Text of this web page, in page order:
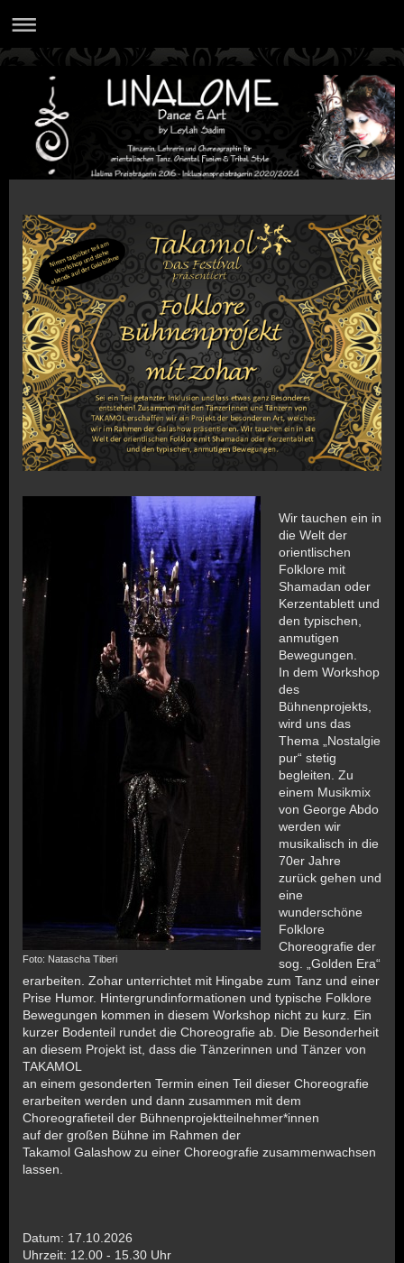
Foto: Natascha Tiberi
Wir tauchen ein in
die Welt der
orientlischen
Folklore mit
Shamadan oder
Kerzentablett und
den typischen,
anmutigen
Bewegungen.
In dem Workshop
des
Bühnenprojekts,
wird uns das
Thema „Nostalgie
pur“ stetig
begleiten. Zu
einem Musikmix
von George Abdo
werden wir
musikalisch in die
70er Jahre
zurück gehen und
eine
wunderschöne
Folklore
Choreografie der
sog. „Golden Era“
erarbeiten. Zohar unterrichtet mit Hingabe zum Tanz und einer
Prise Humor. Hintergrundinformationen und typische Folklore
Bewegungen kommen in diesem Workshop nicht zu kurz. Ein
kurzer Bodenteil rundet die Choreografie ab. Die Besonderheit
an diesem Projekt ist, dass die Tänzerinnen und Tänzer von
TAKAMOL
an einem gesonderten Termin einen Teil dieser Choreografie
erarbeiten werden und dann zusammen mit dem
Choreografieteil der Bühnenprojektteilnehmer*innen
auf der großen Bühne im Rahmen der
Takamol Galashow zu einer Choreografie zusammenwachsen
lassen.
Datum: 17.10.2026
Uhrzeit: 12.00 - 15.30 Uhr